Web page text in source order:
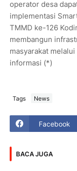
operator desa
implementasi
TMMD ke-126
membangun
masyarakat
informasi (*)
Tags News
Facebook
BACA JUGA